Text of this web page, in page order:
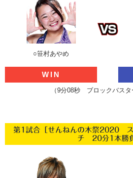
○笹村あやめ
WIN
（9分08秒 ブロックバスタ
第1試合［せんねんの木祭2020 ス
チ 20分1本勝